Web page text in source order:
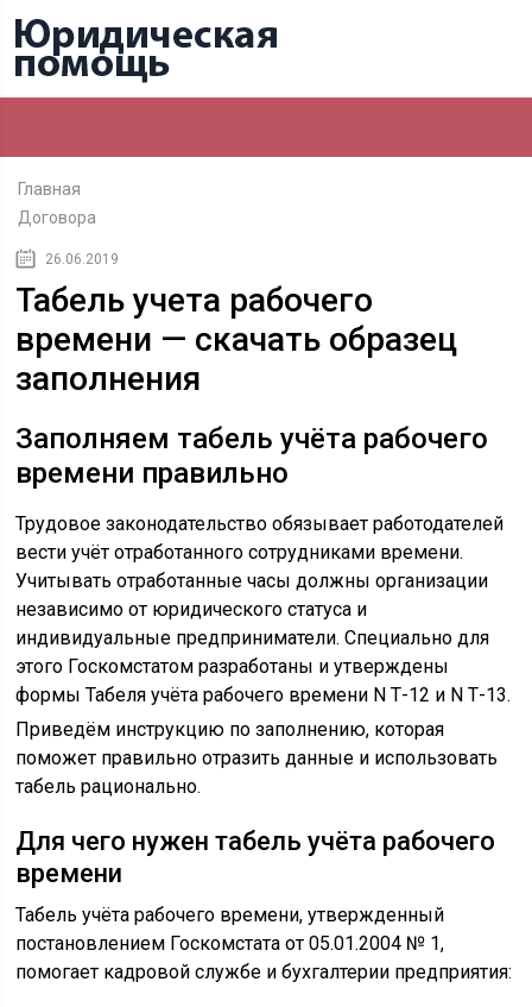
Главная
Договора
26.06.2019
Табель учета рабочего
времени — скачать образец
заполнения
Заполняем табель учёта рабочего
времени правильно
Трудовое законодательство обязывает работодателей
вести учёт отработанного сотрудниками времени.
Учитывать отработанные часы должны организации
независимо от юридического статуса и
индивидуальные предприниматели. Специально для
этого Госкомстатом разработаны и утверждены
формы Табеля учёта рабочего времени N Т-12 и N Т-13.
Приведём инструкцию по заполнению, которая
поможет правильно отразить данные и использовать
табель рационально.
Для чего нужен табель учёта рабочего
времени
Табель учёта рабочего времени, утвержденный
постановлением Госкомстата от 05.01.2004 № 1,
помогает кадровой службе и бухгалтерии предприятия: